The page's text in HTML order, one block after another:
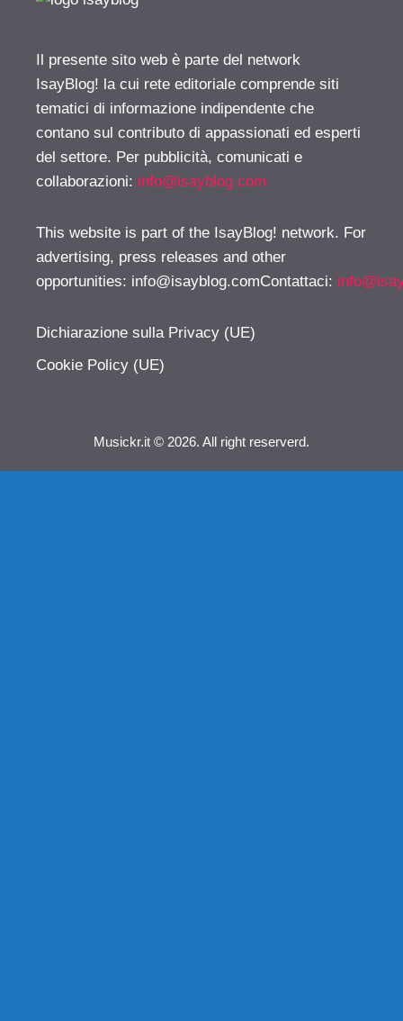
Il presente sito web è parte del network
IsayBlog! la cui rete editoriale comprende siti
tematici di informazione indipendente che
contano sul contributo di appassionati ed esperti
del settore. Per pubblicità, comunicati e
collaborazioni: info@isayblog.com
This website is part of the IsayBlog! network. For
advertising, press releases and other
opportunities: info@isayblog.comContattaci:
Dichiarazione sulla Privacy (UE)
Cookie Policy (UE)
Musickr.it © 2026. All right reserverd.